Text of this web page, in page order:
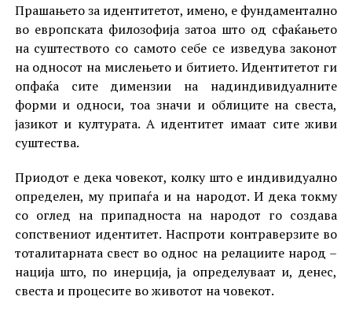
Прашањето за идентитетот, имено, е фундаментално
во европската филозофија затоа што од сфаќањето
на суштеството со самото себе се изведува законот
на односот на мислењето и битието. Идентитетот ги
опфаќа сите димензии на надиндивидуалните
форми и односи, тоа значи и облиците на свеста,
јазикот и културата. А идентитет имаат сите живи
суштества.
Приодот е дека човекот, колку што е индивидуално
определен, му припаѓа и на народот. И дека токму
со оглед на припадноста на народот го создава
сопствениот идентитет. Наспроти контраверзите во
тоталитарната свест во однос на релациите народ –
нација што, по инерција, ја определуваат и, денес,
свеста и процесите во животот на човекот.